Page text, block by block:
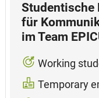
für
im Team
Working
Temporary